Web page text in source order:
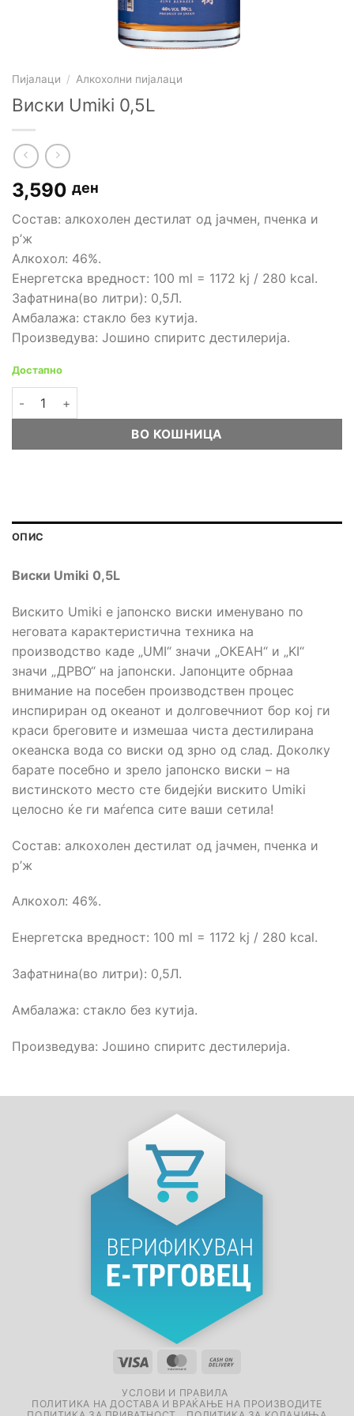
Пијалаци / Алкохолни пијалаци
Виски Umiki 0,5L
3,590 ден
Состав: aлкохолен дестилат од јачмен, пченка и
р’ж
Алкохол: 46%.
Енергетска вредност: 100 ml = 1172 kj / 280 kcal.
Зафатнина(во литри): 0,5Л.
Амбалажа: стакло без кутија.
Произведува: Јошино спиритс дестилерија.
Достапно
Виски Umiki 0,5L количина
ВО КОШНИЦА
ОПИС
Виски Umiki 0,5L
Вискито Umiki е јапонско виски именувано по
неговата карактеристична техника на
производство каде „UMI“ значи „ОКЕАН“ и „KI“
значи „ДРВО“ на јапонски. Јапонците обрнаа
внимание на посебен производствен процес
инспириран од океанот и долговечниот бор кој ги
краси бреговите и измешаа чиста дестилирана
океанска вода со виски од зрно од слад. Доколку
барате посебно и зрело јапонско виски – на
вистинското место сте бидејќи вискито Umiki
целосно ќе ги маѓепса сите ваши сетила!
Состав: aлкохолен дестилат од јачмен, пченка и
р’ж
Алкохол: 46%.
Енергетска вредност: 100 ml = 1172 kj / 280 kcal.
Зафатнина(во литри): 0,5Л.
Амбалажа: стакло без кутија.
Произведува: Јошино спиритс дестилерија.
УСЛОВИ И ПРАВИЛА
ПОЛИТИКА НА ДОСТАВА И ВРАЌАЊЕ НА ПРОИЗВОДИТЕ